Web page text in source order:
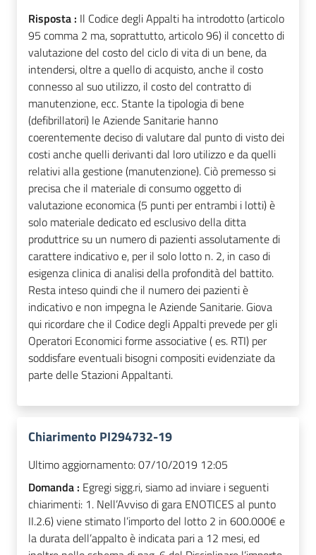
Risposta : Il Codice degli Appalti ha introdotto (articolo
95 comma 2 ma, soprattutto, articolo 96) il concetto di
valutazione del costo del ciclo di vita di un bene, da
intendersi, oltre a quello di acquisto, anche il costo
connesso al suo utilizzo, il costo del contratto di
manutenzione, ecc. Stante la tipologia di bene
(defibrillatori) le Aziende Sanitarie hanno
coerentemente deciso di valutare dal punto di visto dei
costi anche quelli derivanti dal loro utilizzo e da quelli
relativi alla gestione (manutenzione). Ciò premesso si
precisa che il materiale di consumo oggetto di
valutazione economica (5 punti per entrambi i lotti) è
solo materiale dedicato ed esclusivo della ditta
produttrice su un numero di pazienti assolutamente di
carattere indicativo e, per il solo lotto n. 2, in caso di
esigenza clinica di analisi della profondità del battito.
Resta inteso quindi che il numero dei pazienti è
indicativo e non impegna le Aziende Sanitarie. Giova
qui ricordare che il Codice degli Appalti prevede per gli
Operatori Economici forme associative ( es. RTI) per
soddisfare eventuali bisogni compositi evidenziate da
parte delle Stazioni Appaltanti.
Chiarimento PI294732-19
Ultimo aggiornamento:07/10/2019 12:05
Domanda : Egregi sigg.ri, siamo ad inviare i seguenti
chiarimenti: 1. Nell’Avviso di gara ENOTICES al punto
II.2.6) viene stimato l’importo del lotto 2 in 600.000€ e
la durata dell’appalto è indicata pari a 12 mesi, ed